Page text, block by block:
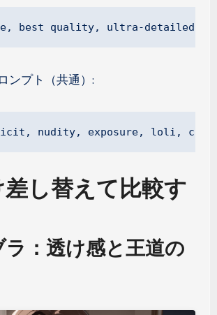
best quality, ultra-detailed,
ンプト（共通）:
nudity, exposure, loli,
し替えて比較す
ラ：透け感と王道の